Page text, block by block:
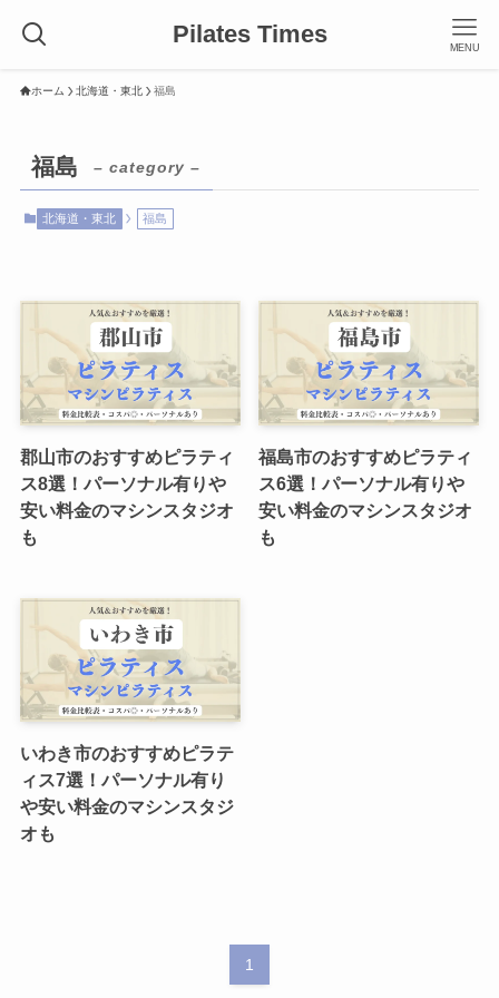
Pilates Times MENU
ホーム 北海道・東北 福島
福島 – category –
北海道・東北 福島
郡山市のおすすめピラティ
ス8選！パーソナル有りや
安い料金のマシンスタジオ
も
福島市のおすすめピラティ
ス6選！パーソナル有りや
安い料金のマシンスタジオ
も
いわき市のおすすめピラテ
ィス7選！パーソナル有り
や安い料金のマシンスタジ
オも
1